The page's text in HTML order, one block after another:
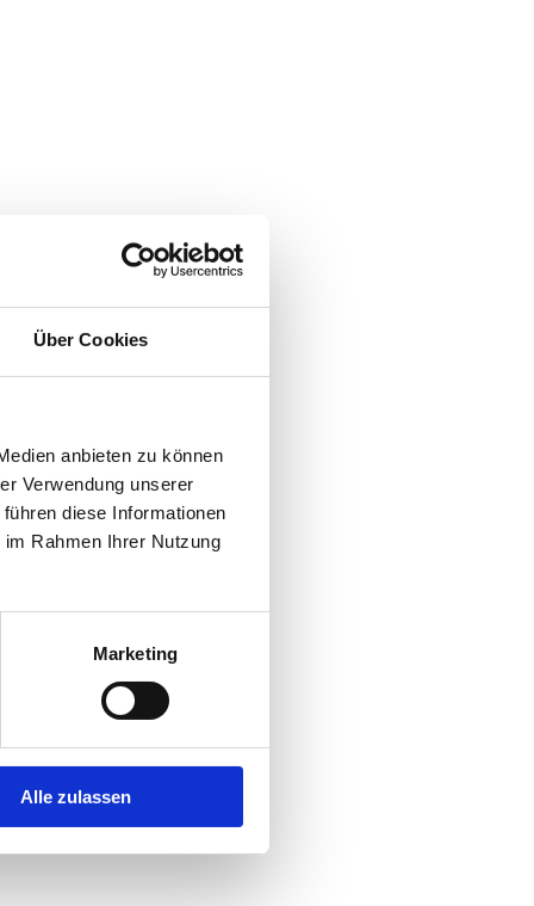
Über Cookies
anbieten zu können
Verwendung unserer
diese Informationen
Rahmen Ihrer Nutzung
Marketing
Alle zulassen